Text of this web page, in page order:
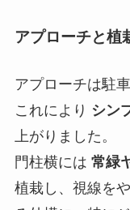
アプローチと植
アプローチは駐
これにより シン
上がりました。
門柱横には 常緑
植栽し、視線を